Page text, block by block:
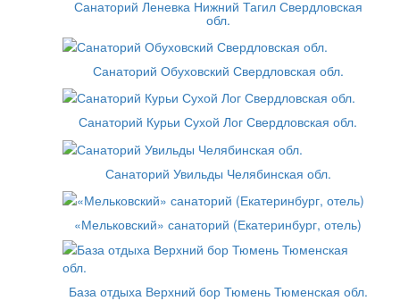
Санаторий Леневка Нижний Тагил Свердловская
обл.
Санаторий Обуховский Свердловская обл.
Санаторий Курьи Сухой Лог Свердловская обл.
Санаторий Увильды Челябинская обл.
«Мельковский» санаторий (Екатеринбург, отель)
База отдыха Верхний бор Тюмень Тюменская обл.